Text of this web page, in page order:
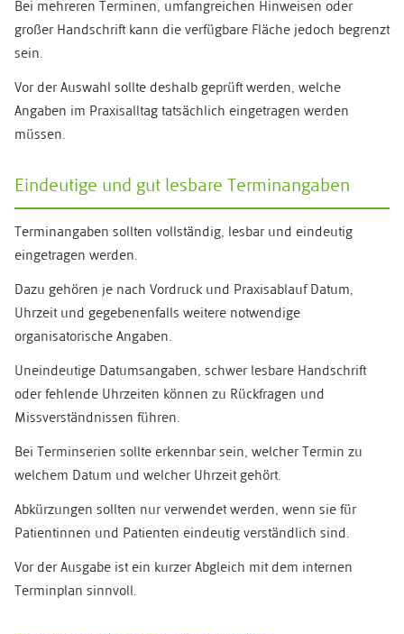
Bei mehreren Terminen, umfangreichen Hinweisen oder
großer Handschrift kann die verfügbare Fläche jedoch begrenzt
sein.
Vor der Auswahl sollte deshalb geprüft werden, welche
Angaben im Praxisalltag tatsächlich eingetragen werden
müssen.
Eindeutige und gut lesbare Terminangaben
Terminangaben sollten vollständig, lesbar und eindeutig
eingetragen werden.
Dazu gehören je nach Vordruck und Praxisablauf Datum,
Uhrzeit und gegebenenfalls weitere notwendige
organisatorische Angaben.
Uneindeutige Datumsangaben, schwer lesbare Handschrift
oder fehlende Uhrzeiten können zu Rückfragen und
Missverständnissen führen.
Bei Terminserien sollte erkennbar sein, welcher Termin zu
welchem Datum und welcher Uhrzeit gehört.
Abkürzungen sollten nur verwendet werden, wenn sie für
Patientinnen und Patienten eindeutig verständlich sind.
Vor der Ausgabe ist ein kurzer Abgleich mit dem internen
Terminplan sinnvoll.